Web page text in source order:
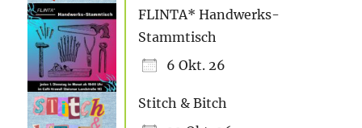
FLINTA* Handwerks-
Stammtisch
6 Okt. 26
Stitch & Bitch